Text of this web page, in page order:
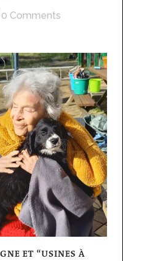
0 Comments
ET “USINES À